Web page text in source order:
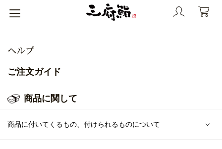
ヘルプ
ご注文ガイド
商品に関して
商品に付いてくるもの、付けられるものについて